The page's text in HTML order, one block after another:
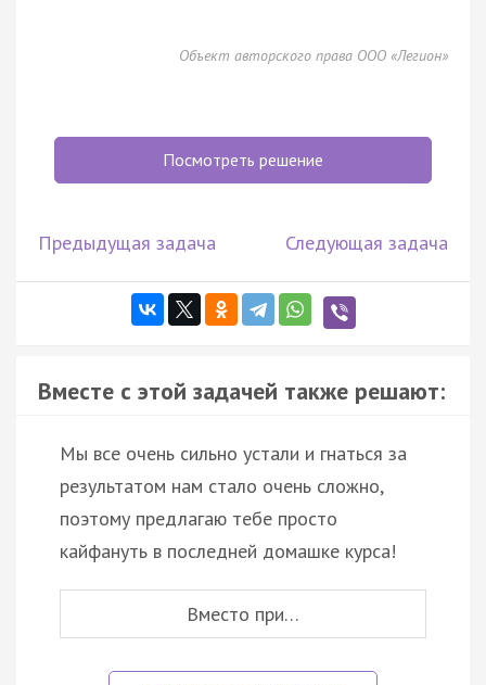
Объект авторского права ООО «Легион»
Посмотреть решение
Предыдущая задача Следующая задача
Вместе с этой задачей также решают:
Мы все очень сильно устали и гнаться за
результатом нам стало очень сложно,
поэтому предлагаю тебе просто
кайфануть в последней домашке курса!
Вместо при…